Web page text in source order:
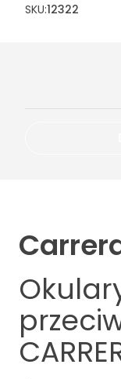
SKU:12322